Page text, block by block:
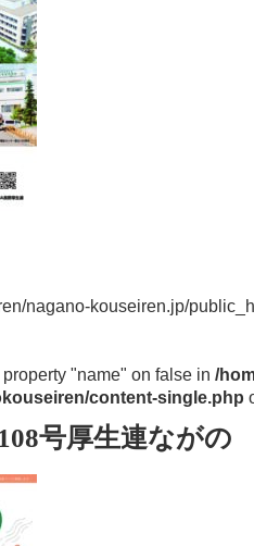
nagano-kouseiren.jp/
property "name" on false in /
content-single.php
号厚生連ながの